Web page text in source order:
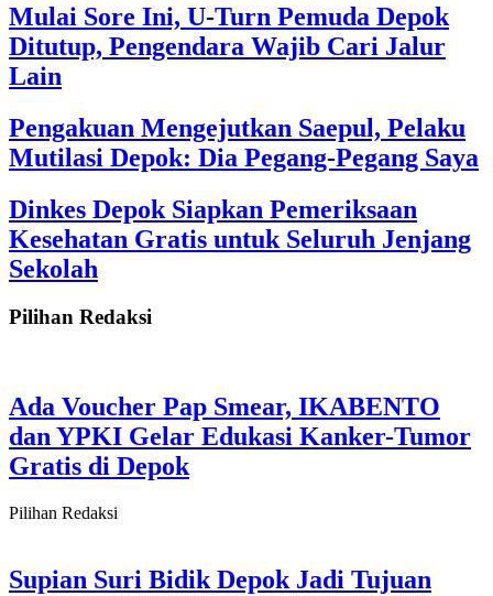
Mulai Sore Ini, U-Turn Pemuda Depok
Ditutup, Pengendara Wajib Cari Jalur
Lain
Pengakuan Mengejutkan Saepul, Pelaku
Mutilasi Depok: Dia Pegang-Pegang Saya
Dinkes Depok Siapkan Pemeriksaan
Kesehatan Gratis untuk Seluruh Jenjang
Sekolah
Pilihan Redaksi
Ada Voucher Pap Smear, IKABENTO
dan YPKI Gelar Edukasi Kanker-Tumor
Gratis di Depok
Pilihan Redaksi
Supian Suri Bidik Depok Jadi Tujuan